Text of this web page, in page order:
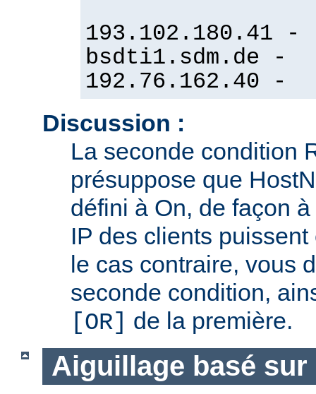
193.102.180.41 -
bsdti1.sdm.de -
192.76.162.40 -
Discussion :
La seconde condition
présuppose que
défini à On, de façon
IP des clients
le cas contraire, vous
seconde condition,
[OR]
de la première.
Aiguillage basé